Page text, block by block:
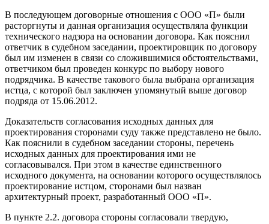
В последующем договорные отношения с ООО «П» были
расторгнуты и данная организация осуществляла функции
технического надзора на основании договора. Как пояснил
ответчик в судебном заседании, проектировщик по договору
был им изменен в связи со сложившимися обстоятельствами,
ответчиком был проведен конкурс по выбору нового
подрядчика. В качестве такового была выбрана организация
истца, с которой был заключен упомянутый выше договор
подряда от 15.06.2012.
Доказательств согласования исходных данных для
проектирования сторонами суду также представлено не было.
Как пояснили в судебном заседании стороны, перечень
исходных данных для проектирования ими не
согласовывался. При этом в качестве единственного
исходного документа, на основании которого осуществлялось
проектирование истцом, сторонами был назван
архитектурный проект, разработанный ООО «П».
В пункте 2.2. договора стороны согласовали твердую,